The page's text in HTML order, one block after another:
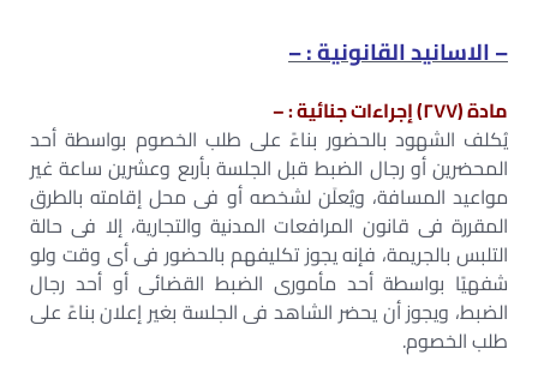
– الاسانيد القانونية : –
مادة (٢٧٧) إجراءات جنائية : –
يُكلف الشهود بالحضور بناءً على طلب الخصوم بواسطة أحد
المحضرين أو رجال الضبط قبل الجلسة بأربع وعشرين ساعة غير
مواعيد المسافة، ويُعلَن لشخصه أو فى محل إقامته بالطرق
المقررة فى قانون المرافعات المدنية والتجارية، إلا فى حالة
التلبس بالجريمة، فإنه يجوز تكليفهم بالحضور فى أى وقت ولو
شفهيًا بواسطة أحد مأمورى الضبط القضائى أو أحد رجال
الضبط، ويجوز أن يحضر الشاهد فى الجلسة بغير إعلان بناءً على
طلب الخصوم.